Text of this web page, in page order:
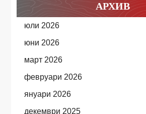
АРХИВ
юли 2026
юни 2026
март 2026
февруари 2026
януари 2026
декември 2025